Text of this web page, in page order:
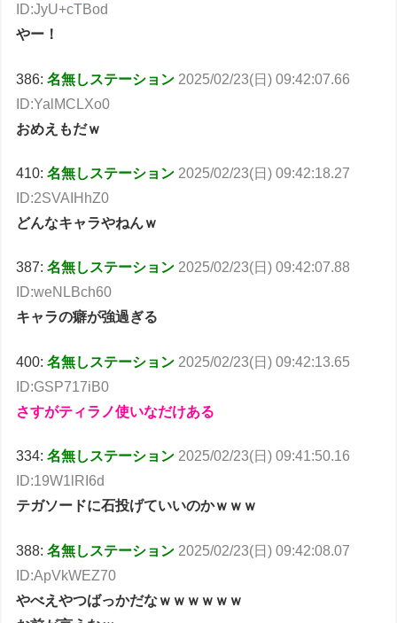
ID:JyU+cTBod
やー！
386:名無しステーション 2025/02/23(日) 09:42:07.66
ID:YalMCLXo0
おめえもだｗ
410:名無しステーション 2025/02/23(日) 09:42:18.27
ID:2SVAIHhZ0
どんなキャラやねんｗ
387:名無しステーション 2025/02/23(日) 09:42:07.88
ID:weNLBch60
キャラの癖が強過ぎる
400:名無しステーション 2025/02/23(日) 09:42:13.65
ID:GSP717iB0
さすがティラノ使いなだけある
334:名無しステーション 2025/02/23(日) 09:41:50.16
ID:19W1lRI6d
テガソードに石投げていいのかｗｗｗ
388:名無しステーション 2025/02/23(日) 09:42:08.07
ID:ApVkWEZ70
やべえやつばっかだなｗｗｗｗｗｗ